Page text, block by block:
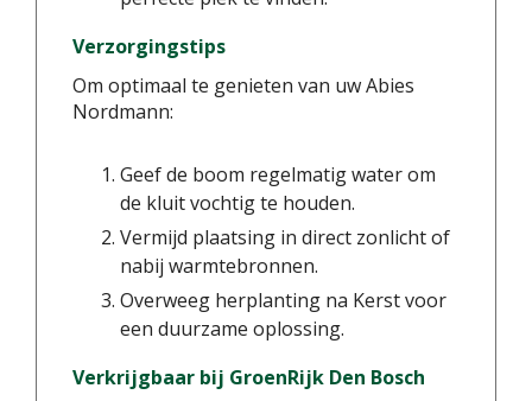
Verzorgingstips
Om optimaal te genieten van uw Abies
Nordmann:
Geef de boom regelmatig water om
de kluit vochtig te houden.
Vermijd plaatsing in direct zonlicht of
nabij warmtebronnen.
Overweeg herplanting na Kerst voor
een duurzame oplossing.
Verkrijgbaar bij GroenRijk Den Bosch